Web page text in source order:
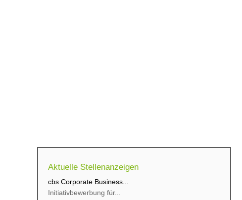
Aktuelle Stellenanzeigen
cbs Corporate Business...
Initiativbewerbung für...